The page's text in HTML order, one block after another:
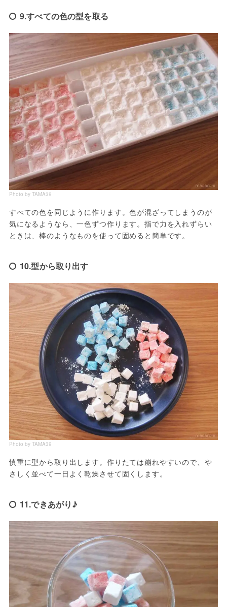
9.すべての色の型を取る
Photo by TAMA39
すべての色を同じように作ります。色が混ざってしまうのが
気になるようなら、一色ずつ作ります。指で力を入れずらい
ときは、棒のようなものを使って固めると簡単です。
10.型から取り出す
Photo by TAMA39
慎重に型から取り出します。作りたては崩れやすいので、や
さしく並べて一日よく乾燥させて固くします。
11.できあがり♪